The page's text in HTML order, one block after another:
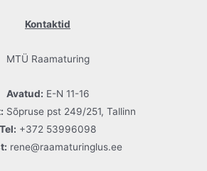
Kontaktid
MTÜ Raamaturing
Avatud: E-N 11-16
Sõpruse pst 249/251, Tallinn
Tel: +372 53996098
rene@raamaturinglus.ee